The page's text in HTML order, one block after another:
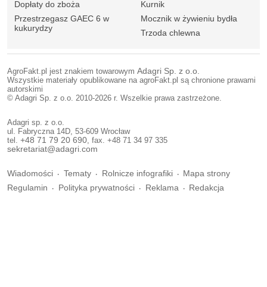
Dopłaty do zboża
Przestrzegasz GAEC 6 w
kukurydzy
Kurnik
Mocznik w żywieniu bydła
Trzoda chlewna
AgroFakt.pl jest znakiem towarowym Adagri Sp. z o.o.
Wszystkie materiały opublikowane na agroFakt.pl są chronione prawami
autorskimi
© Adagri Sp. z o.o. 2010-2026 r. Wszelkie prawa zastrzeżone.
Adagri sp. z o.o.
ul. Fabryczna 14D, 53-609 Wrocław
tel. +48 71 79 20 690 , fax. +48 71 34 97 335
sekretariat@adagri.com
Wiadomości Tematy Rolnicze infografiki
Mapa strony
Regulamin
Polityka prywatności Reklama Redakcja